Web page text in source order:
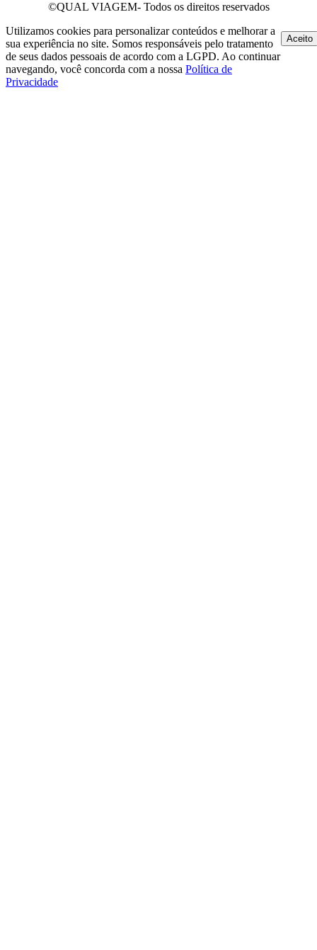
©QUAL VIAGEM- Todos os direitos reservados
Utilizamos cookies para personalizar conteúdos e melhorar a
sua experiência no site. Somos responsáveis pelo tratamento
de seus dados pessoais de acordo com a LGPD. Ao continuar
navegando, você concorda com a nossa Política de
Privacidade
Aceito